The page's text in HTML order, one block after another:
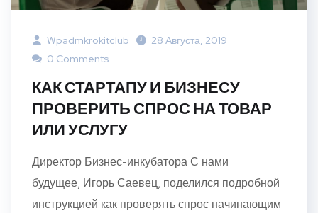
Wpadmkrokitclub
28 Августа, 2019
0 Comments
КАК СТАРТАПУ И БИЗНЕСУ
ПРОВЕРИТЬ СПРОС НА ТОВАР
ИЛИ УСЛУГУ
Директор Бизнес-инкубатора С нами
будущее, Игорь Саевец, поделился подробной
инструкцией как проверять спрос начинающим